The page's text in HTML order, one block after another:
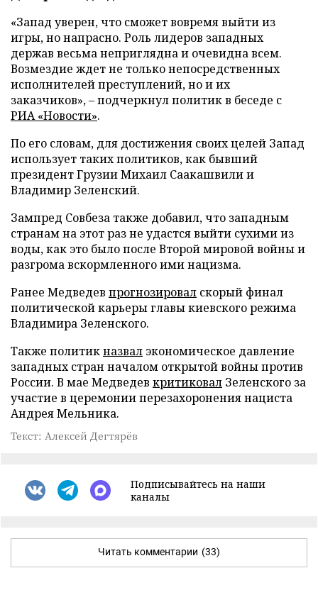
«Запад уверен, что сможет вовремя выйти из
игры, но напрасно. Роль лидеров западных
держав весьма неприглядна и очевидна всем.
Возмездие ждет не только непосредственных
исполнителей преступлений, но и их
заказчиков», – подчеркнул политик в беседе с
РИА «Новости».
По его словам, для достижения своих целей Запад
использует таких политиков, как бывший
президент Грузии Михаил Саакашвили и
Владимир Зеленский.
Зампред Совбеза также добавил, что западным
странам на этот раз не удастся выйти сухими из
воды, как это было после Второй мировой войны и
разгрома вскормленного ими нацизма.
Ранее Медведев прогнозировал скорый финал
политической карьеры главы киевского режима
Владимира Зеленского.
Также политикназвал экономическое давление
западных стран началом открытой войны против
России. В мае Медведев критиковал Зеленского за
участие в церемонии перезахоронения нациста
Андрея Мельника.
Текст: Алексей Дегтярёв
Подписывайтесь на наши
каналы
Читать комментарии (33)